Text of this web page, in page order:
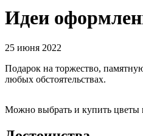
Идеи
25 июня 2022
Подарок на торжество,
любых обстоятельствах.
Можно выбрать и купить цветы